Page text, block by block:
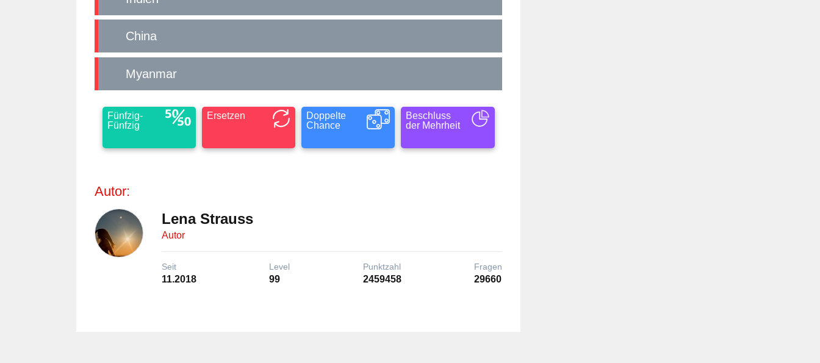
China
Myanmar
Fünfzig-
Fünfzig
Ersetzen
Doppelte
Chance
Beschluss
der Mehrheit
Autor:
Lena Strauss
Autor
Seit
11.2018
Level
99
Punktzahl
2459458
Fragen
29660